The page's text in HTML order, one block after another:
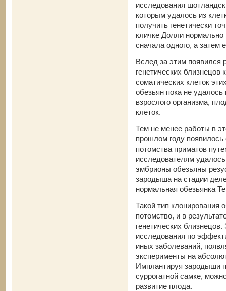
исследования
которым удалось из
получить генетически
кличке Долли нормально
сначала одного, а затем
Вслед за этим появился
генетических
соматических клеток
обезьян пока не
взрослого организма,
клеток.
Тем не менее работы в
прошлом году
потомства приматов
исследователям
эмбрионы обезьяны
зародыша на стадии
нормальная обезьянка
Такой тип клонирования
потомство, и в
генетических
исследования по
иных заболеваний,
эксперименты на
Имплантируя зародыши
суррогатной самке,
развитие плода.